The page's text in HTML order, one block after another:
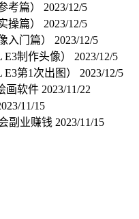
考篇） 2023/12/5
操篇） 2023/12/5
入门篇） 2023/12/5
制作头像） 2023/12/5
第1次出图） 2023/12/5
画软件 2023/11/22
11/15
副业赚钱 2023/11/15